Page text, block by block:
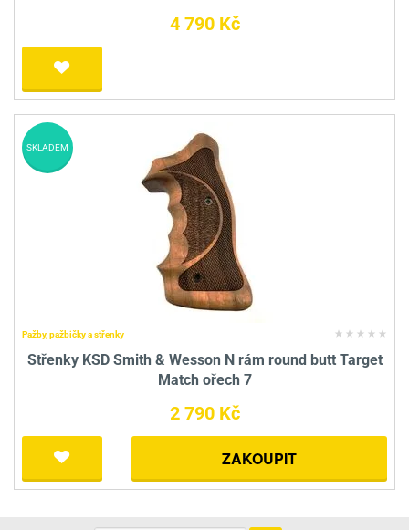
4 790 Kč
Pažby, pažbičky a střenky
Střenky KSD Smith & Wesson N rám round butt Target
Match ořech 7
2 790 Kč
ZAKOUPIT
SKLADEM